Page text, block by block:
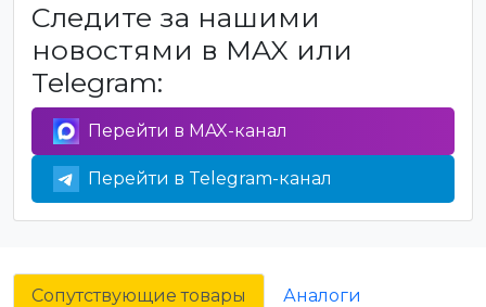
Следите за нашими
новостями в MAX или
Telegram:
Перейти в MAX-канал
Перейти в Telegram-канал
Сопутствующие товары Аналоги